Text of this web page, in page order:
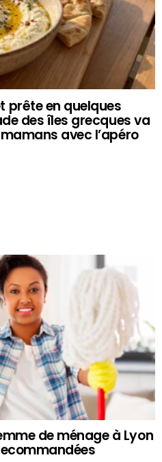
prête en quelques
des îles grecques va
avec l’apéro
de ménage à Lyon